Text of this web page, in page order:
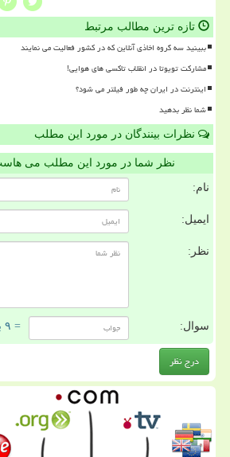
تازه ترین مطالب مرتبط
ببینید سه گروه اخاذی آنلاین که در کشور فعالیت می نمایند
مشارکت تویوتا در انقلاب تاکسی های هوایی!
اینترنت در ایران چه طور فیلتر می شود؟
شما نظر بدهید
نظرات بینندگان در مورد این مطلب
نظر شما در مورد این مطلب می
نام:
ایمیل:
نظر:
سوال: = ۹ بعلاوه ۲